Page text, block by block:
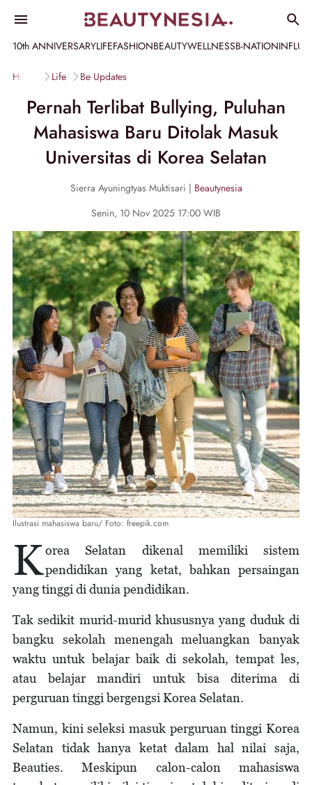
10th ANNIVERSARYLIFEFASHIONBEAUTYWELLNESSB-NATION
Home Life Be Updates
Pernah Terlibat Bullying, Puluhan
Mahasiswa Baru Ditolak Masuk
Universitas di Korea Selatan
Sierra Ayuningtyas Muktisari | Beautynesia
Senin, 10 Nov 2025 17:00 WIB
Ilustrasi mahasiswa baru/ Foto: freepik.com
Korea Selatan dikenal memiliki sistem
pendidikan yang ketat, bahkan persaingan
yang tinggi di dunia pendidikan.
Tak sedikit murid-murid khususnya yang duduk di
bangku sekolah menengah meluangkan banyak
waktu untuk belajar baik di sekolah, tempat les,
atau belajar mandiri untuk bisa diterima di
perguruan tinggi bergengsi Korea Selatan.
Namun, kini seleksi masuk perguruan tinggi Korea
Selatan tidak hanya ketat dalam hal nilai saja,
Beauties. Meskipun calon-calon mahasiswa